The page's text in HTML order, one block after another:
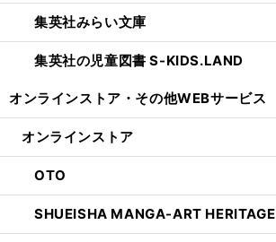
集英社みらい文庫
集英社の児童図書 S-KIDS.LAND
オンラインストア・ その他WEBサービス
オンラインストア
OTO
SHUEISHA MANGA-ART HERITAGE